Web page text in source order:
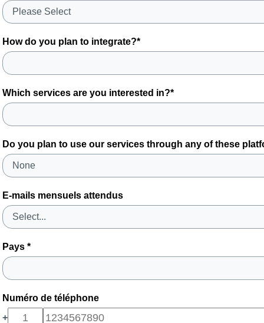
How do you plan to integrate?*
Which services are you interested in?*
Do you plan to use our services through any of these
E-mails mensuels attendus
Pays *
Numéro de téléphone
+